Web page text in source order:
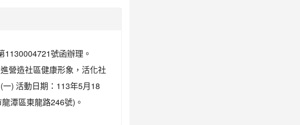
號函辦理。
營造社區健康形象，活化社
) 活動日期：113年5月18
潭區東龍路246號)。